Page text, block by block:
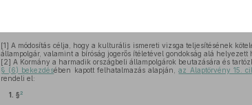
[1] A módosítás célja, hogy a kulturális ismereti vizsga teljesítésének
állampolgár, valamint a bíróság jogerős ítéletével gondokság alá helyezett
[2] A Kormány a harmadik országbeli állampolgárok beutazására és
§ (6) bekezdésében kapott felhatalmazás alapján,az Alaptörvény 15.
rendeli el:
1. §2